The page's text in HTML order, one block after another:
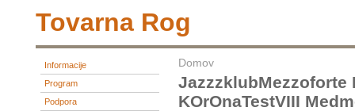
Tovarna Rog
Informacije
Program
Podpora
Domov
JazzzklubMezzoforte
KOrOnaTestVIII